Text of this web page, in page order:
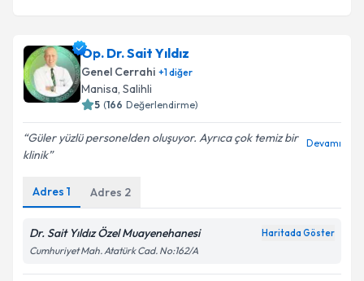
Op. Dr. Sait Yıldız
Genel Cerrahi +1diğer
Manisa, Salihli
5 (166 Değerlendirme)
Güler yüzlü personelden oluşuyor. Ayrıca çok temiz bir
klinik
Devamı
Adres 1 Adres 2
Dr. Sait Yıldız Özel Muayenehanesi Haritada Göster
Cumhuriyet Mah. Atatürk Cad. No:162/A